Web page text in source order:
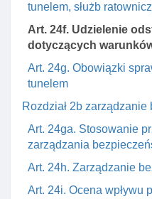
tunelem, służb
Art. 24f. Udzielenie
dotyczących
Art. 24g. Obowiązki
tunelem
Rozdział 2b
Art. 24ga. Stosowanie
zarządzania
Art. 24h. Zarządzanie
Art. 24i. Ocena wpływu